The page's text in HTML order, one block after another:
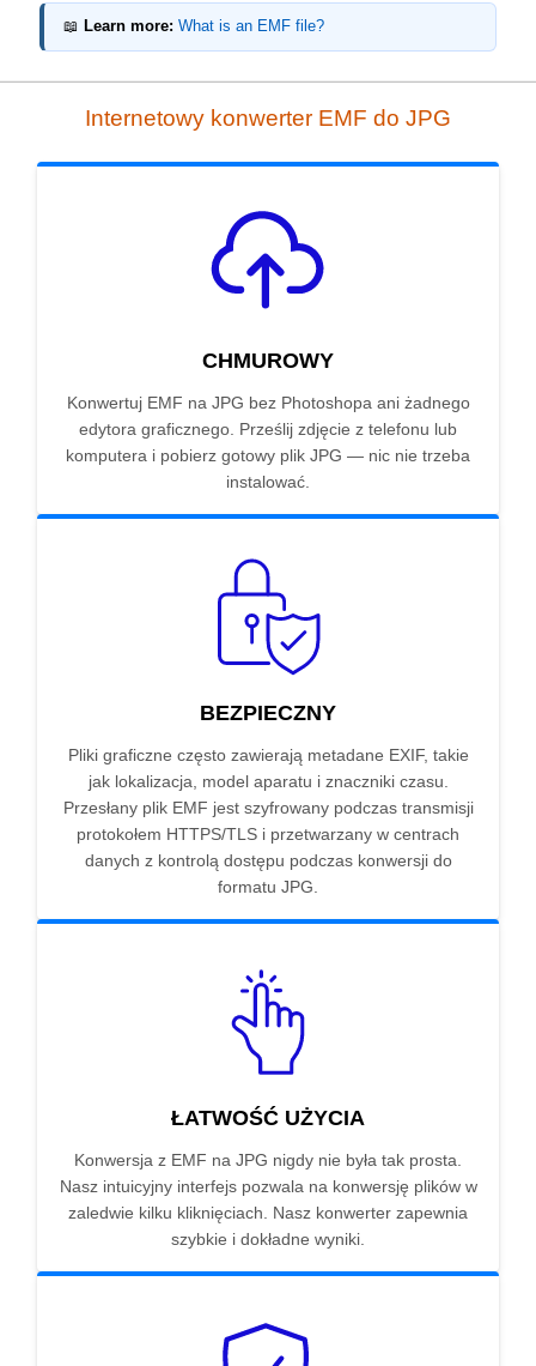
📖 Learn more: What is an EMF file?
Internetowy konwerter EMF do JPG
CHMUROWY
Konwertuj EMF na JPG bez Photoshopa ani żadnego
edytora graficznego. Prześlij zdjęcie z telefonu lub
komputera i pobierz gotowy plik JPG — nic nie trzeba
instalować.
BEZPIECZNY
Pliki graficzne często zawierają metadane EXIF, takie
jak lokalizacja, model aparatu i znaczniki czasu.
Przesłany plik EMF jest szyfrowany podczas transmisji
protokołem HTTPS/TLS i przetwarzany w centrach
danych z kontrolą dostępu podczas konwersji do
formatu JPG.
ŁATWOŚĆ UŻYCIA
Konwersja z EMF na JPG nigdy nie była tak prosta.
Nasz intuicyjny interfejs pozwala na konwersję plików w
zaledwie kilku kliknięciach. Nasz konwerter zapewnia
szybkie i dokładne wyniki.